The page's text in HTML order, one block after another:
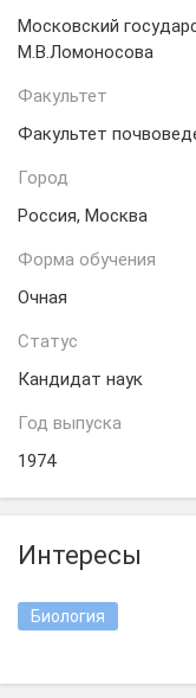
Московский
М.В.Ломоносова
Факультет
Факультет
Город
Россия, Москва
Форма обучения
Очная
Статус
Кандидат наук
Год выпуска
1974
Интересы
Биология